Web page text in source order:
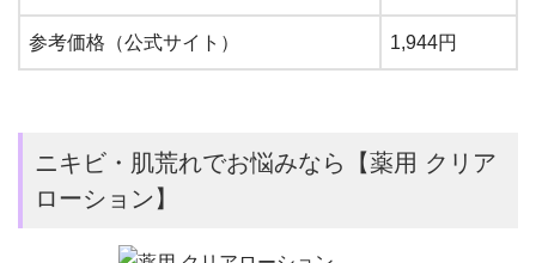
参考価格（公式サイト） 1,944円
ニキビ・肌荒れでお悩みなら【薬用 クリア
ローション】